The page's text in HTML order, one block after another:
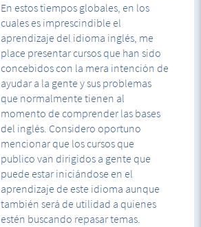
En estos tiempos globales, en los
cuales es imprescindible el
aprendizaje del idioma inglés, me
place presentar cursos que han sido
concebidos con la mera intención de
ayudar a la gente y sus problemas
que normalmente tienen al
momento de comprender las bases
del inglés. Considero oportuno
mencionar que los cursos que
publico van dirigidos a gente que
puede estar iniciándose en el
aprendizaje de este idioma aunque
también será de utilidad a quienes
estén buscando repasar temas.